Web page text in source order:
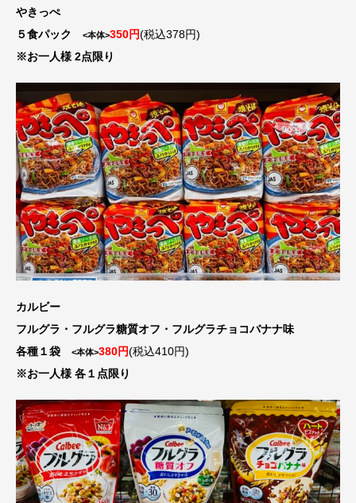
やきっぺ
５食パック
<本体>350円(税込378円)
※お一人様 2点限り
カルビー
フルグラ・フルグラ糖質オフ・フルグラチョコバナナ味
各種１袋
<本体>380円(税込410円)
※お一人様 各１点限り